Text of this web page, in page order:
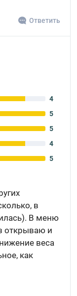
Ответить
4
5
5
4
5
в
В меню
открываю и
веса
как